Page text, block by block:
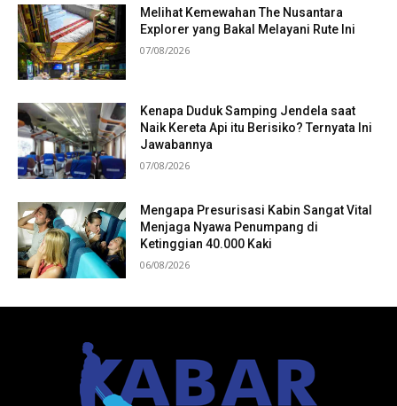
Melihat Kemewahan The Nusantara
Explorer yang Bakal Melayani Rute Ini
07/08/2026
Kenapa Duduk Samping Jendela saat
Naik Kereta Api itu Berisiko? Ternyata Ini
Jawabannya
07/08/2026
Mengapa Presurisasi Kabin Sangat Vital
Menjaga Nyawa Penumpang di
Ketinggian 40.000 Kaki
06/08/2026